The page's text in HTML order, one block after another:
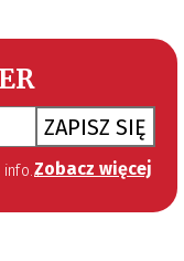
ZAPISZ SIĘ
aby otrzymywać newsletter. Zobacz więcej